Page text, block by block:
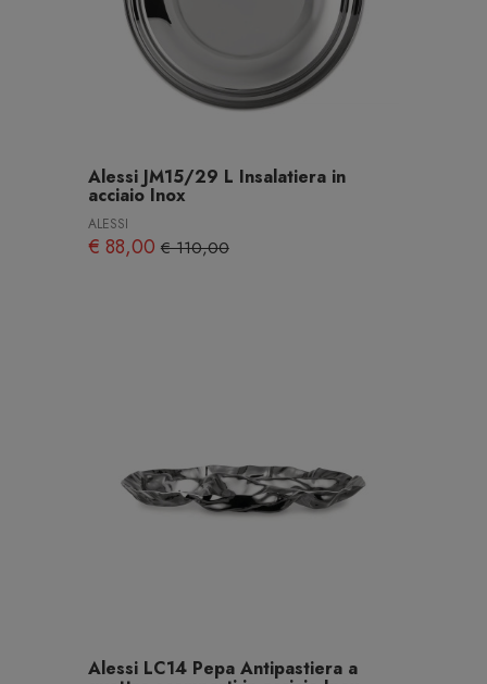
Alessi JM15/29 L Insalatiera in
acciaio Inox
ALESSI
€ 88,00€ 110,00
Alessi LC14 Pepa Antipastiera a